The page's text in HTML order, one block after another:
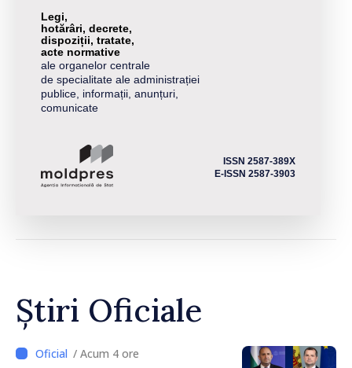
Legi,
hotărâri, decrete,
dispoziții, tratate,
acte normative
ale organelor centrale
de specialitate ale administrației
publice, informații, anunțuri,
comunicate
ISSN 2587-389X
E-ISSN 2587-3903
Știri Oficiale
/ Acum 4 ore